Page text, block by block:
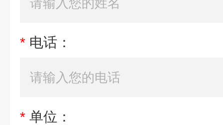
* 电话：
* 单位：